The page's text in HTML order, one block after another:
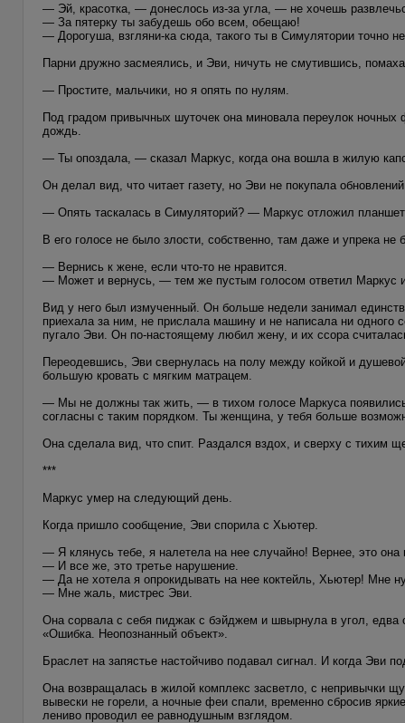
— Эй, красотка, — донеслось из-за угла, — не хочешь
— За пятерку ты забудешь обо всем, обещаю!
— Дорогуша, взгляни-ка сюда, такого ты в Симулятории точно
Парни дружно засмеялись, и Эви, ничуть не смутившись,
— Простите, мальчики, но я опять по нулям.
Под градом привычных шуточек она миновала переулок
дождь.
— Ты опоздала, — сказал Маркус, когда она вошла в жилую
Он делал вид, что читает газету, но Эви не покупала
— Опять таскалась в Симуляторий? — Маркус отложил
В его голосе не было злости, собственно, там даже и упрека
— Вернись к жене, если что-то не нравится.
— Может и вернусь, — тем же пустым голосом ответил Маркус
Вид у него был измученный. Он больше недели занимал
приехала за ним, не прислала машину и не написала ни
пугало Эви. Он по-настоящему любил жену, и их ссора
Переодевшись, Эви свернулась на полу между койкой и
большую кровать с мягким матрацем.
— Мы не должны так жить, — в тихом голосе Маркуса
согласны с таким порядком. Ты женщина, у тебя больше
Она сделала вид, что спит. Раздался вздох, и сверху с тихим
***
Маркус умер на следующий день.
Когда пришло сообщение, Эви спорила с Хьютер.
— Я клянусь тебе, я налетела на нее случайно! Вернее, это она
— И все же, это третье нарушение.
— Да не хотела я опрокидывать на нее коктейль, Хьютер! Мне
— Мне жаль, мистрес Эви.
Она сорвала с себя пиджак с бэйджем и швырнула в угол, едва
«Ошибка. Неопознанный объект».
Браслет на запястье настойчиво подавал сигнал. И когда Эви
Она возвращалась в жилой комплекс засветло, с непривычки
вывески не горели, а ночные феи спали, временно сбросив
лениво проводил ее равнодушным взглядом.